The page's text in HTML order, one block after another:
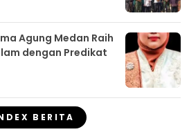
Agung Medan Raih
dengan Predikat
BERITA